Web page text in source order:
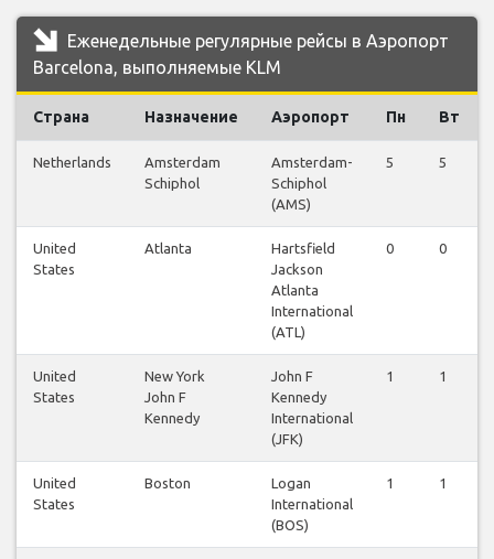
Еженедельные регулярные рейсы в Аэропорт
Barcelona, выполняемые KLM
Страна Назначение Аэропорт Пн Вт
Netherlands
Amsterdam
Schiphol
Amsterdam-
Schiphol
(AMS)
5 5
United
States
Atlanta
Hartsfield
Jackson
Atlanta
International
(ATL)
0 0
United
States
New York
John F
Kennedy
John F
Kennedy
International
(JFK)
1 1
United
States
Boston
Logan
International
(BOS)
1 1